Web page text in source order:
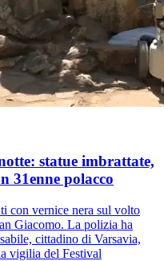
statue imbrattate,
31enne polacco
con vernice nera sul volto
Giacomo. La polizia ha
cittadino di Varsavia,
vigilia del Festival